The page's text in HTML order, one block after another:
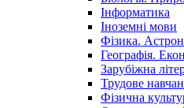
Інформатика
Іноземні мови
Фізика.
Географія.
Зарубіжна
Трудове
Фізична